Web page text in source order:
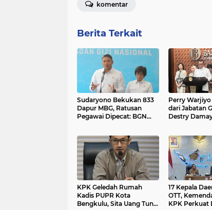
komentar
Berita Terkait
Sudaryono Bekukan 833
Dapur MBG, Ratusan
Pegawai Dipecat: BGN
hingga Dugaan Korupsi
Jadi Sorotan
Perry
dari Jabatan
Destry
KPK Geledah Rumah
Kadis PUPR Kota
Bengkulu, Sita Uang Tunai
17 Kepala
OTT,
KPK Perkuat